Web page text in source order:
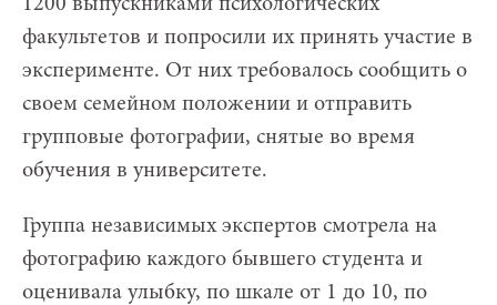
факультетов и попросили их принять участие в
эксперименте. От них требовалось сообщить о
своем семейном положении и отправить
групповые фотографии, снятые во время
обучения в университете.
Группа независимых экспертов смотрела на
фотографию каждого бывшего студента и
оценивала улыбку, по шкале от 1 до 10, по